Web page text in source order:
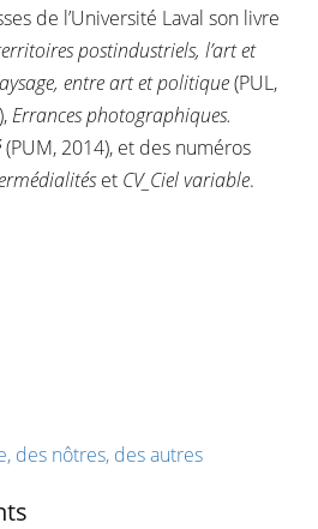
de l’Université Laval son livre
postindustriels, l’art et
entre art et politique(PUL,
Errances photographiques.
(PUM, 2014), et des numéros
et CV_Ciel variable.
des nôtres, des autres